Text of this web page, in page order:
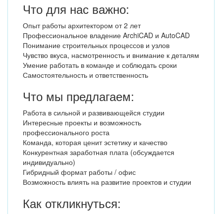
Что для нас важно:
Опыт работы архитектором от 2 лет
Профессиональное владение ArchiCAD и AutoCAD
Понимание строительных процессов и узлов
Чувство вкуса, насмотренность и внимание к деталям
Умение работать в команде и соблюдать сроки
Самостоятельность и ответственность
Что мы предлагаем:
Работа в сильной и развивающейся студии
Интересные проекты и возможность
профессионального роста
Команда, которая ценит эстетику и качество
Конкурентная заработная плата (обсуждается
индивидуально)
Гибридный формат работы / офис
Возможность влиять на развитие проектов и студии
Как откликнуться: